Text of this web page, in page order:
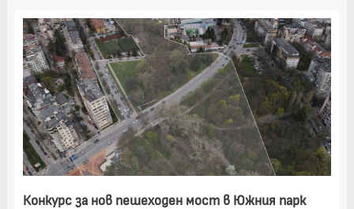
Конкурс за нов пешеходен мост в Южния парк